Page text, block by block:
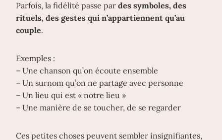
Parfois, la fidélité passe par des symboles, des
rituels, des gestes qui n’appartiennent qu’au
couple.
Exemples :
– Une chanson qu’on écoute ensemble
– Un surnom qu’on ne partage avec personne
– Un lieu qui est « notre lieu »
– Une manière de se toucher, de se regarder
Ces petites choses peuvent sembler insignifiantes,